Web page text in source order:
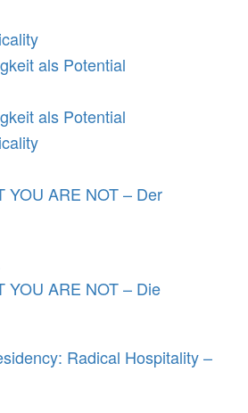
als Potential
als Potential
YOU ARE NOT – Der
YOU ARE NOT – Die
Radical Hospitality –